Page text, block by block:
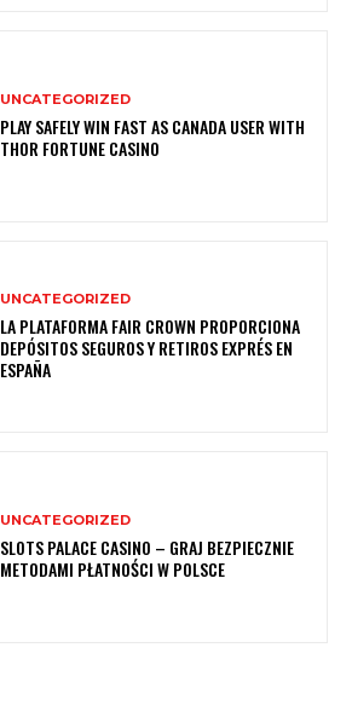
UNCATEGORIZED
PLAY SAFELY WIN FAST AS CANADA USER WITH
THOR FORTUNE CASINO
UNCATEGORIZED
LA PLATAFORMA FAIR CROWN PROPORCIONA
DEPÓSITOS SEGUROS Y RETIROS EXPRÉS EN
ESPAÑA
UNCATEGORIZED
SLOTS PALACE CASINO – GRAJ BEZPIECZNIE
METODAMI PŁATNOŚCI W POLSCE